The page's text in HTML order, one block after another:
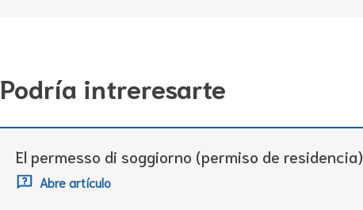
Podría intreresarte
El permesso di soggiorno (permiso de residencia)
Abre artículo